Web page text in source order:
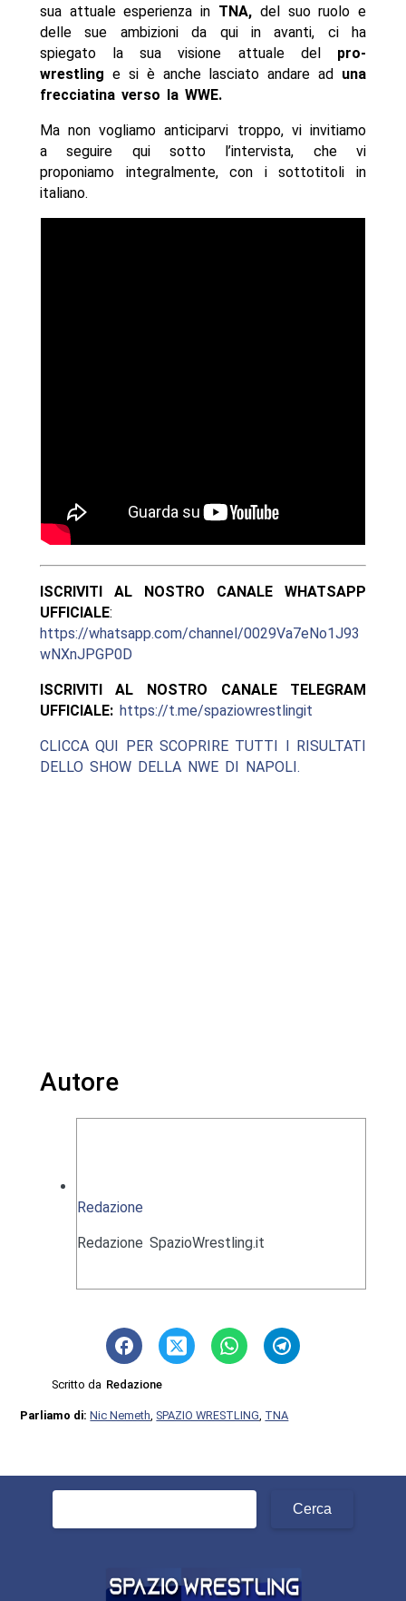
sua attuale esperienza in TNA, del suo ruolo e
delle sue ambizioni da qui in avanti, ci ha
spiegato la sua visione attuale del pro-
wrestling e si è anche lasciato andare ad una
frecciatina verso la WWE.
Ma non vogliamo anticiparvi troppo, vi invitiamo
a seguire qui sotto l’intervista, che vi
proponiamo integralmente, con i sottotitoli in
italiano.
ISCRIVITI AL NOSTRO CANALE WHATSAPP
UFFICIALE:
https://whatsapp.com/channel/0029Va7eNo1J93
wNXnJPGP0D
ISCRIVITI AL NOSTRO CANALE TELEGRAM
UFFICIALE: https://t.me/spaziowrestlingit
CLICCA QUI PER SCOPRIRE TUTTI I RISULTATI
DELLO SHOW DELLA NWE DI NAPOLI.
Autore
Redazione
Redazione SpazioWrestling.it
Scritto da Redazione
Parliamo di:Nic Nemeth,SPAZIO WRESTLING, TNA
Ricerca